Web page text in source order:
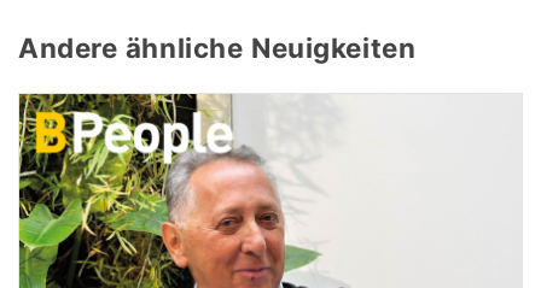
Andere ähnliche Neuigkeiten